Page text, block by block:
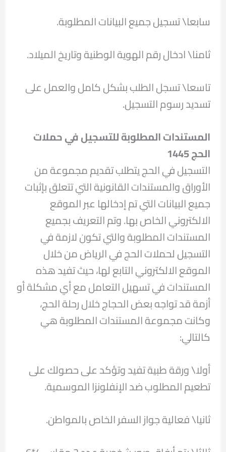
سابعا\ تسجيل جميع البيانات المطلوبة.
ثامنا\ ادخال رقم الهوية الوطنية وتاريخ الميلاد.
تاسعا\ تسجل الطلب بشكل كامل والعمل على
تسديد رسوم التسجيل.
المستندات المطلوبة للتسجيل في حملات
الحج 1445
التسجيل في الحج يتطلب تقديم مجموعة من
الأوراق والمستندات القانونية التي تتعلق بإثبات
جميع البيانات التي تم إدخالها عبر الموقع
الالكتروني الخاص بها. وتم التعريف بجميع
المستندات المطلوبة والتي تكون لازمة في
التسجيل لحملات الحج في الرياض من خلال
الموقع الالكتروني التابع لها، حيث تفيد هذه
المستندات في تسهيل التعامل مع أي مشكلة أو
أزمة قد تواجه بعض الحجاج خلال رحلة الحج،
وكانت مجموعة المستندات المطلوبة هي
كالتالي:
أولا\ ورقة طبية تفيد وتؤكد على حصولك على
تطعيم المطلوب ضد الإنفلونزا الموسمية.
ثانيا\ فعالية جواز السفر الخاص بالمواطن.